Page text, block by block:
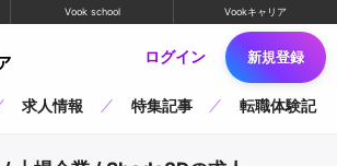
Vook school Vookキャリア
ログイン 新規登録
求人情報 特集記事 転職体験記